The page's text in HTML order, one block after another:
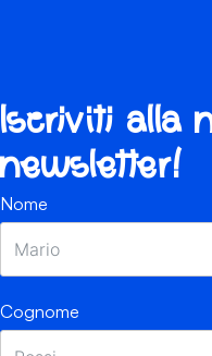
Iscriviti alla
newsletter!
Nome
Cognome